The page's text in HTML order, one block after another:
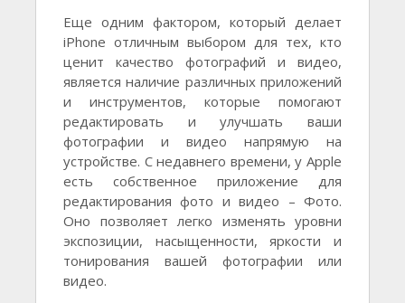
Еще одним фактором, который делает
iPhone отличным выбором для тех, кто
ценит качество фотографий и видео,
является наличие различных приложений
и инструментов, которые помогают
редактировать и улучшать ваши
фотографии и видео напрямую на
устройстве. С недавнего времени, у Apple
есть собственное приложение для
редактирования фото и видео – Фото.
Оно позволяет легко изменять уровни
экспозиции, насыщенности, яркости и
тонирования вашей фотографии или
видео.